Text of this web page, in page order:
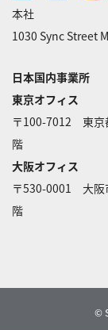
本社
1030 Sync Street
日本国内事業所
東京オフィス
〒100-7012 東
階
大阪オフィス
〒530-0001 大
階
©